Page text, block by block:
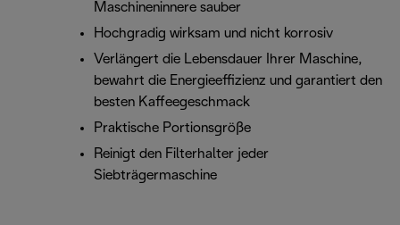
Maschineninnere sauber
Hochgradig wirksam und nicht korrosiv
Verlängert die Lebensdauer Ihrer Maschine,
bewahrt die Energieeffizienz und garantiert den
besten Kaffeegeschmack
Praktische Portionsgröße
Reinigt den Filterhalter jeder
Siebträgermaschine